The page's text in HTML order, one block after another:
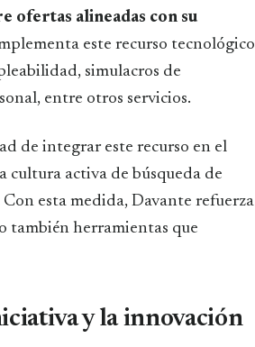
ofertas alineadas con su
este recurso tecnológico
simulacros de
entre otros servicios.
de integrar este recurso en el
activa de búsqueda de
esta medida, Davante refuerza
también herramientas que
y la innovación